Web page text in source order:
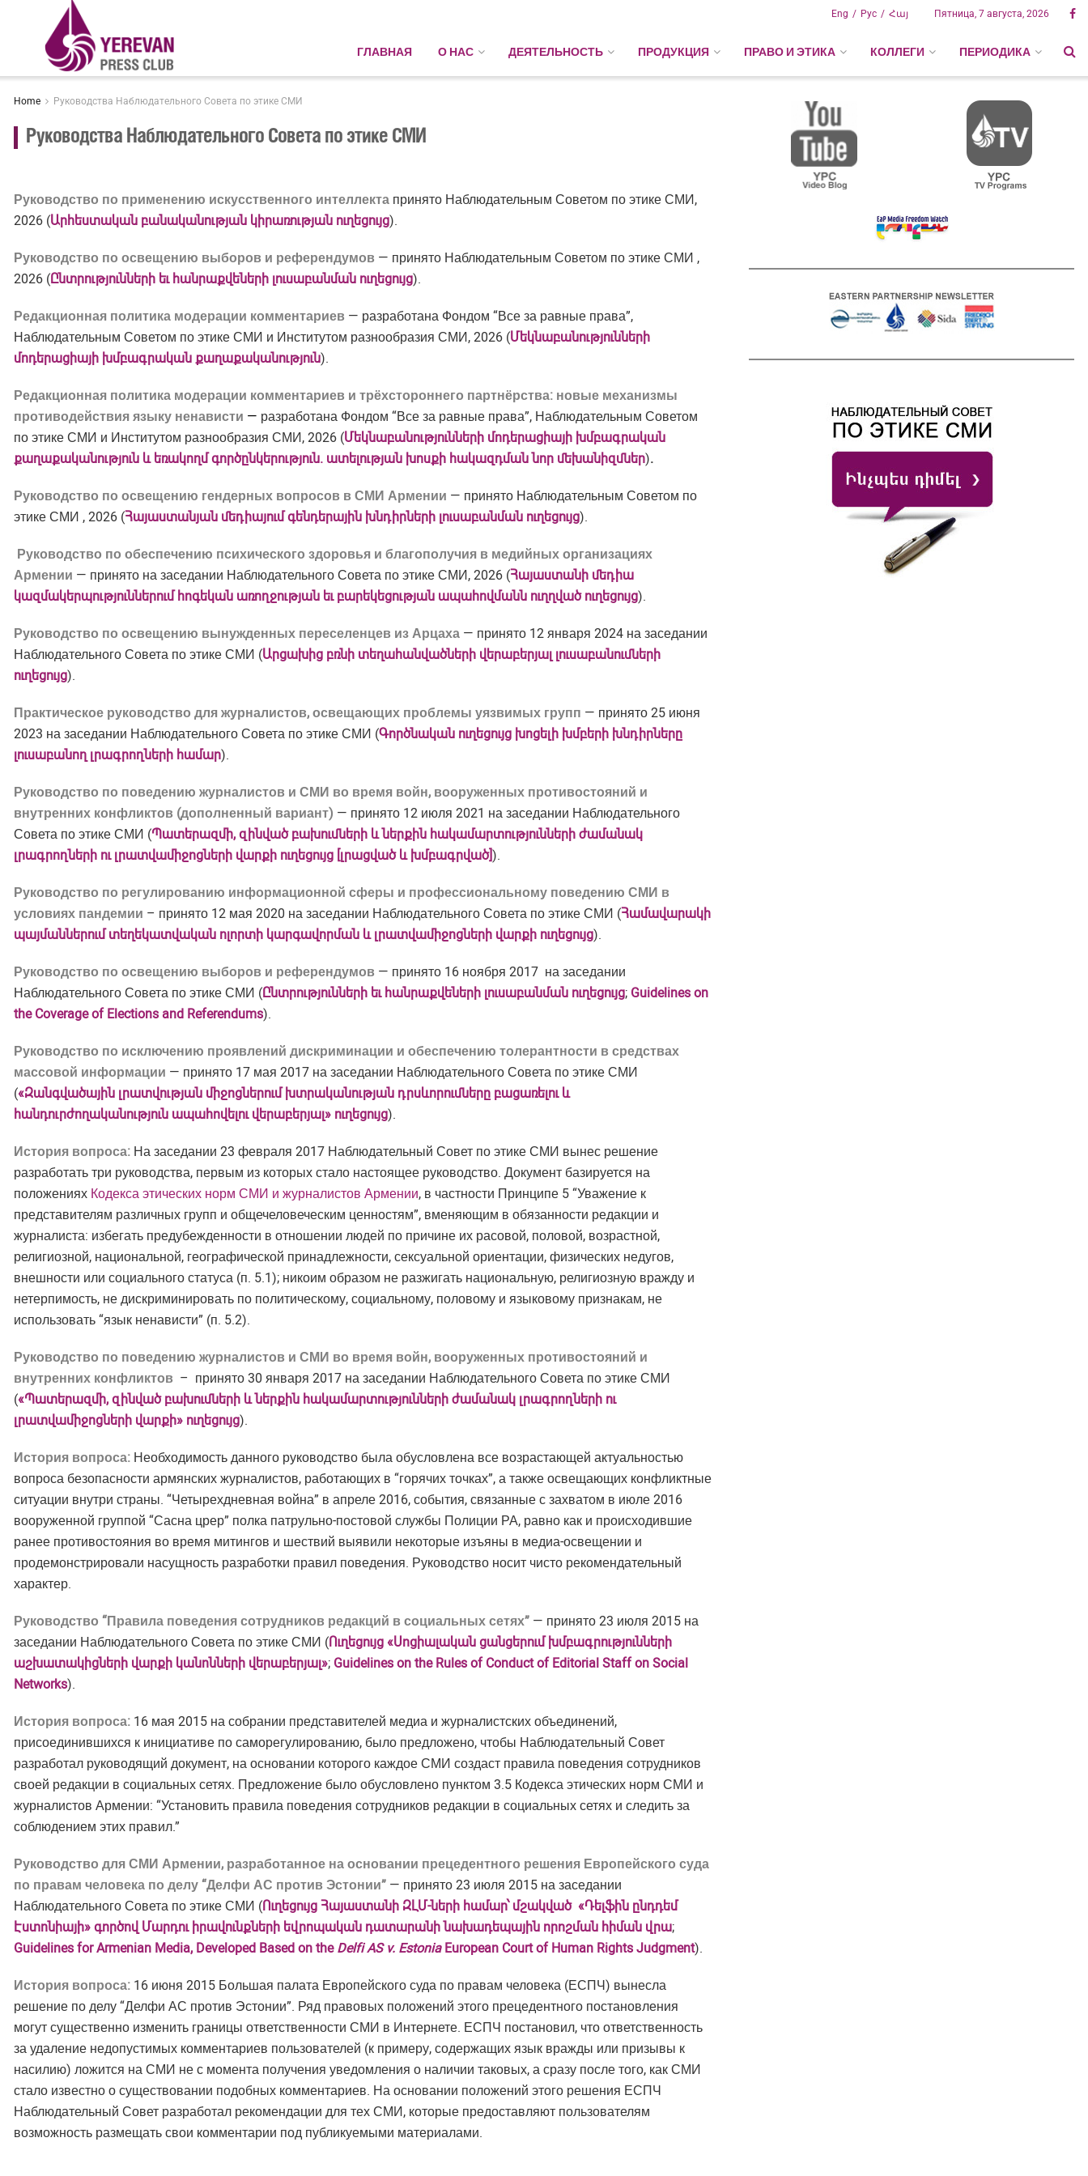
Рус Հայ
Eng Пятница, 7 августа, 2026
ГЛАВНАЯ О НАС ДЕЯТЕЛЬНОСТЬ ПРОДУКЦИЯ ПРАВО И ЭТИКА КОЛЛЕГИ ПЕРИОДИКА
Home Руководства Наблюдательного Совета по этике СМИ
Руководства Наблюдательного Совета по этике СМИ
Руководство по применению искусственного интеллекта принято Наблюдательным Советом по этике СМИ,
2026 (Արհեստական բանականության կիրառության ուղեցույց).
Руководство по освещению выборов и референдумов — принято Наблюдательным Советом по этике СМИ ,
2026 (Ընտրությունների եւ հանրաքվեների լուսաբանման ուղեցույց).
Редакционная политика модерации комментариев — разработана Фондом “Все за равные права”,
Наблюдательным Советом по этике СМИ и Институтом разнообразия СМИ, 2026 (Մեկնաբանությունների
մոդերացիայի խմբագրական քաղաքականություն).
Редакционная политика модерации комментариев и трёхстороннего партнёрства: новые механизмы
противодействия языку ненависти — разработана Фондом “Все за равные права”, Наблюдательным Советом
по этике СМИ и Институтом разнообразия СМИ, 2026 (Մեկնաբանությունների մոդերացիայի խմբագրական
քաղաքականություն և եռակողմ գործընկերություն. ատելության խոսքի հակազդման նոր մեխանիզմներ).
Руководство по освещению гендерных вопросов в СМИ Армении — принято Наблюдательным Советом по
этике СМИ , 2026 (Հայաստանյան մեդիայում գենդերային խնդիրների լուսաբանման ուղեցույց).
Руководство по обеспечению психического здоровья и благополучия в медийных организациях
Армении — принято на заседании Наблюдательного Совета по этике СМИ, 2026 (Հայաստանի մեդիա
կազմակերպություններում հոգեկան առողջության եւ բարեկեցության ապահովմանն ուղղված ուղեցույց).
Руководство по освещению вынужденных переселенцев из Арцаха — принято 12 января 2024 на заседании
Наблюдательного Совета по этике СМИ (Արցախից բռնի տեղահանվածների վերաբերյալ լուսաբանումների
ուղեցույց).
Практическое руководство для журналистов, освещающих проблемы уязвимых групп — принято 25 июня
2023 на заседании Наблюдательного Совета по этике СМИ (Գործնական ուղեցույց խոցելի խմբերի խնդիրները
լուսաբանող լրագրողների համար).
Руководство по поведению журналистов и СМИ во время войн, вооруженных противостояний и
внутренних конфликтов (дополненный вариант) — принято 12 июля 2021 на заседании Наблюдательного
Совета по этике СМИ (Պատերազմի, զինված բախումների և ներքին հակամարտությունների ժամանակ
լրագրողների ու լրատվամիջոցների վարքի ուղեցույց [լրացված և խմբագրված]).
Руководство по регулированию информационной сферы и профессиональному поведению СМИ в
условиях пандемии – принято 12 мая 2020 на заседании Наблюдательного Совета по этике СМИ (Համավարակի
պայմաններում տեղեկատվական ոլորտի կարգավորման և լրատվամիջոցների վարքի ուղեցույց).
Руководство по освещению выборов и референдумов — принято 16 ноября 2017 на заседании
Наблюдательного Совета по этике СМИ (Ընտրությունների եւ հանրաքվեների լուսաբանման ուղեցույց; Guidelines on
the Coverage of Elections and Referendums).
Руководство по исключению проявлений дискриминации и обеспечению толерантности в средствах
массовой информации — принято 17 мая 2017 на заседании Наблюдательного Совета по этике СМИ
(«Զանգվածային լրատվության միջոցներում խտրականության դրսևորումները բացառելու և
հանդուրժողականություն ապահովելու վերաբերյալ» ուղեցույց).
История вопроса: На заседании 23 февраля 2017 Наблюдательный Совет по этике СМИ вынес решение
разработать три руководства, первым из которых стало настоящее руководство. Документ базируется на
положениях Кодекса этических норм СМИ и журналистов Армении, в частности Принципе 5 “Уважение к
представителям различных групп и общечеловеческим ценностям”, вменяющим в обязанности редакции и
журналиста: избегать предубежденности в отношении людей по причине их расовой, половой, возрастной,
религиозной, национальной, географической принадлежности, сексуальной ориентации, физических недугов,
внешности или социального статуса (п. 5.1); никоим образом не разжигать национальную, религиозную вражду и
нетерпимость, не дискриминировать по политическому, социальному, половому и языковому признакам, не
использовать “язык ненависти” (п. 5.2).
Руководство по поведению журналистов и СМИ во время войн, вооруженных противостояний и
внутренних конфликтов – принято 30 января 2017 на заседании Наблюдательного Совета по этике СМИ
(«Պատերազմի, զինված բախումների և ներքին հակամարտությունների ժամանակ լրագրողների ու
լրատվամիջոցների վարքի» ուղեցույց).
История вопроса: Необходимость данного руководство была обусловлена все возрастающей актуальностью
вопроса безопасности армянских журналистов, работающих в “горячих точках”, а также освещающих конфликтные
ситуации внутри страны. “Четырехдневная война” в апреле 2016, события, связанные с захватом в июле 2016
вооруженной группой “Сасна црер” полка патрульно-постовой службы Полиции РА, равно как и происходившие
ранее противостояния во время митингов и шествий выявили некоторые изъяны в медиа-освещении и
продемонстрировали насущность разработки правил поведения. Руководство носит чисто рекомендательный
характер.
Руководство “Правила поведения сотрудников редакций в социальных сетях” — принято 23 июля 2015 на
заседании Наблюдательного Совета по этике СМИ (Ուղեցույց «Սոցիալական ցանցերում խմբագրությունների
աշխատակիցների վարքի կանոնների վերաբերյալ»; Guidelines on the Rules of Conduct of Editorial Staff on Social
Networks).
История вопроса: 16 мая 2015 на собрании представителей медиа и журналистских объединений,
присоединившихся к инициативе по саморегулированию, было предложено, чтобы Наблюдательный Совет
разработал руководящий документ, на основании которого каждое СМИ создаст правила поведения сотрудников
своей редакции в социальных сетях. Предложение было обусловлено пунктом 3.5 Кодекса этических норм СМИ и
журналистов Армении: “Установить правила поведения сотрудников редакции в социальных сетях и следить за
соблюдением этих правил.”
Руководство для СМИ Армении, разработанное на основании прецедентного решения Европейского суда
по правам человека по делу “Делфи АС против Эстонии” — принято 23 июля 2015 на заседании
Наблюдательного Совета по этике СМИ (Ուղեցույց Հայաստանի ԶԼՄ-ների համար՝ մշակված «Դելֆին ընդդեմ
Էստոնիայի» գործով Մարդու իրավունքների եվրոպական դատարանի նախադեպային որոշման հիման վրա;
Guidelines for Armenian Media, Developed Based on the Delfi AS v. EstoniaEuropean Court of Human Rights Judgment).
История вопроса: 16 июня 2015 Большая палата Европейского суда по правам человека (ЕСПЧ) вынесла
решение по делу “Делфи АС против Эстонии”. Ряд правовых положений этого прецедентного постановления
могут существенно изменить границы ответственности СМИ в Интернете. ЕСПЧ постановил, что ответственность
за удаление недопустимых комментариев пользователей (к примеру, содержащих язык вражды или призывы к
насилию) ложится на СМИ не с момента получения уведомления о наличии таковых, а сразу после того, как СМИ
стало известно о существовании подобных комментариев. На основании положений этого решения ЕСПЧ
Наблюдательный Совет разработал рекомендации для тех СМИ, которые предоставляют пользователям
возможность размещать свои комментарии под публикуемыми материалами.